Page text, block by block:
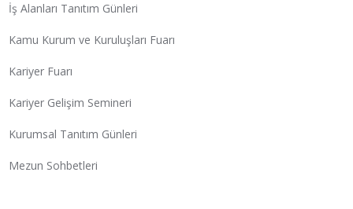
İş Alanları Tanıtım Günleri
Kamu Kurum ve Kuruluşları Fuarı
Kariyer Fuarı
Kariyer Gelişim Semineri
Kurumsal Tanıtım Günleri
Mezun Sohbetleri